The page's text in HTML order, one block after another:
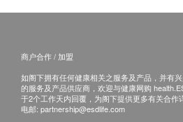
确保货品在预约日期送到该
而导致货品超过购买日期30
复康用品有限公司保留权利
申请之权利。
商户合作 / 加盟
如阁下拥有任何健康相关之服务及产品，并有
的服务及产品供应商，欢迎与健康网购
于2个工作天内回覆，为阁下提供更多有关合作
电邮: partnership@esdlife.com